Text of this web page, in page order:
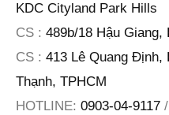
KDC Cityland Park Hills
CS : 489b/18 Hậu Giang,
CS : 413 Lê Quang Định,
Thạnh, TPHCM
HOTLINE: 0903-04-9117 /